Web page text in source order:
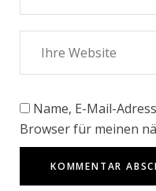
Name, E-Mail-
Browser für meinen